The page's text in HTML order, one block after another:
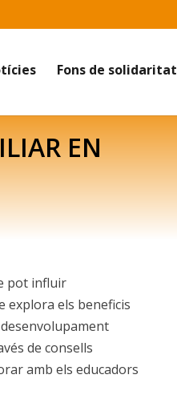
Fons de solidaritat
EN
pot influir
explora els beneficis
de consells
amb els educadors